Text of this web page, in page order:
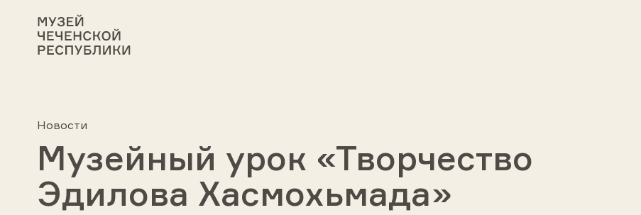
Новости
Музейный урок «Творчество
Эдилова Хасмохьмада»